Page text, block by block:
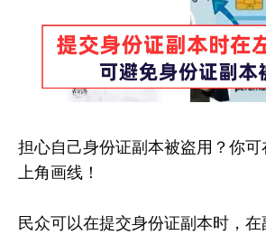
担心自己身份证副本被盗用？你
上角画线！
民众可以在提交身份证副本时，